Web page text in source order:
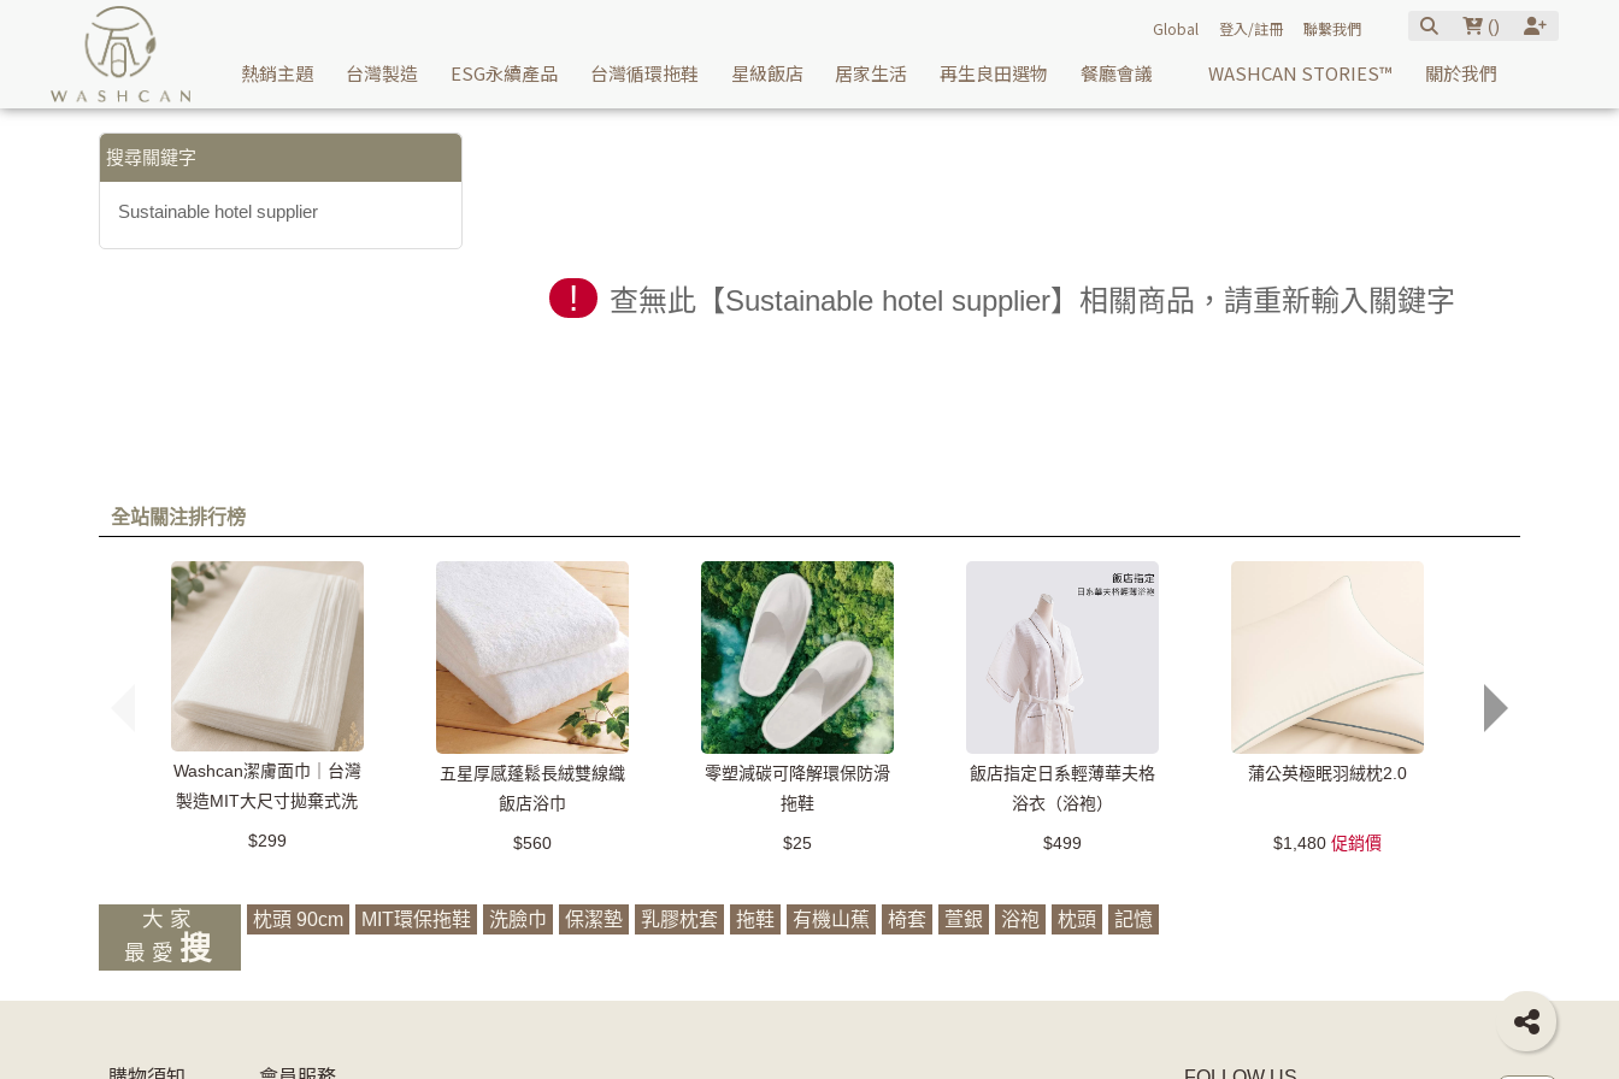
【Sustainable hotel supplier】搜尋結果 | Washcan瓦士肯
Global 登入/註冊 聯繫我們 ()
熱銷主題 台灣製造 ESG永續產品 台灣循環拖鞋 星級飯店 居家生活 再生良田選物 餐廳會議 WASHCAN STORIES™ 關於我們
搜尋關鍵字
Sustainable hotel supplier
! 查無此【Sustainable hotel supplier】相關商品，請重新輸入關鍵字
全站關注排行榜
Washcan潔膚面巾｜台灣
製造MIT大尺寸拋棄式洗
臉巾/萬用巾/乾濕兩用
$299
五星厚感蓬鬆長絨雙線織
飯店浴巾
$560
零塑減碳可降解環保防滑
拖鞋
$25
飯店指定日系輕薄華夫格
浴衣（浴袍）
$499
蒲公英極眠羽絨枕2.0
$1,480促銷價
大家
最愛 搜
枕頭 90cm MIT環保拖鞋 洗臉巾 保潔墊 乳膠枕套 拖鞋 有機山蕉 椅套 萱銀 浴袍 枕頭 記憶